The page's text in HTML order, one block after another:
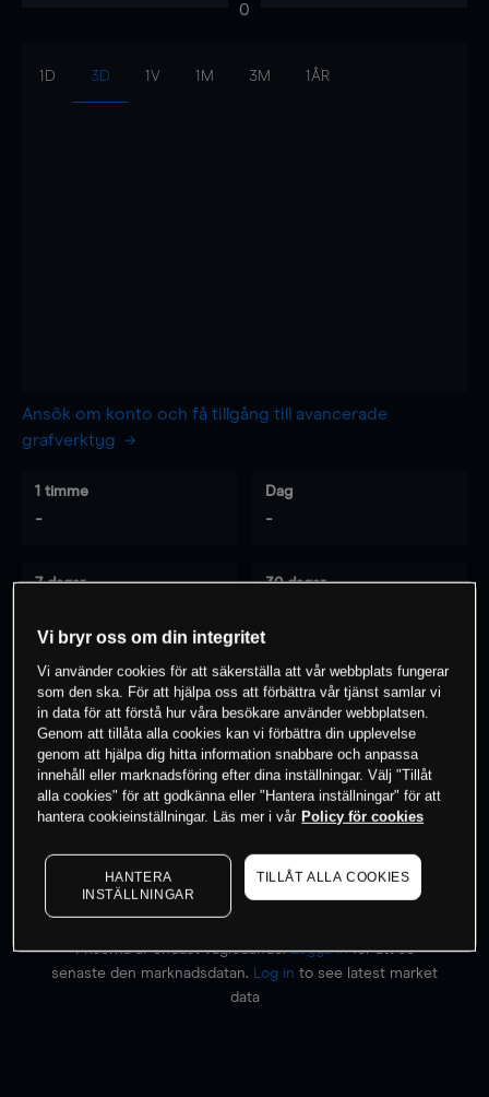
0
1D 3D 1V 1M 3M 1ÅR
Ansök om konto och få tillgång till avancerade
grafverktyg
1 timme
-
Dag
-
7 dagar 30 dagar
0% av kunderna har en position i detta
instrument
Börja handla
Priserna är endast vägledande.Logga inför att se
senaste den marknadsdatan.
Log in to see latest market
data
Vi bryr oss om din integritet
Vi använder cookies för att säkerställa att vår webbplats fungerar
som den ska. För att hjälpa oss att förbättra vår tjänst samlar vi
in data för att förstå hur våra besökare använder webbplatsen.
Genom att tillåta alla cookies kan vi förbättra din upplevelse
genom att hjälpa dig hitta information snabbare och anpassa
innehåll eller marknadsföring efter dina inställningar. Välj "Tillåt
alla cookies" för att godkänna eller "Hantera inställningar" för att
hantera cookieinställningar. Läs mer i vår Policy för cookies
HANTERA
INSTÄLLNINGAR
TILLÅT ALLA COOKIES